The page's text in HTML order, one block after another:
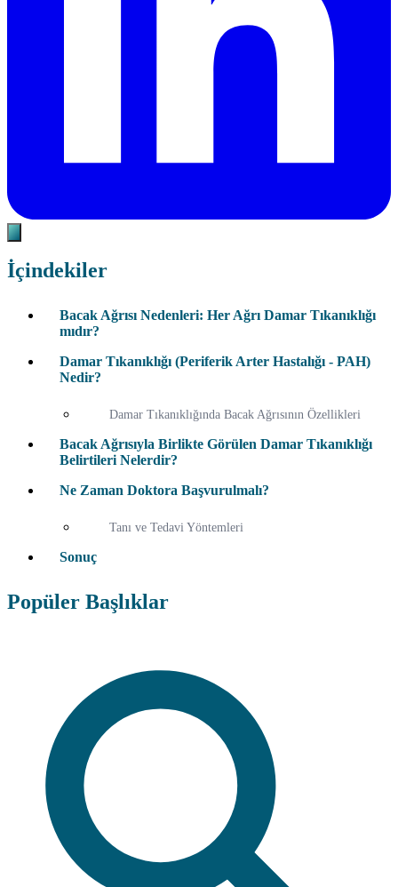
İçindekiler
Bacak Ağrısı Nedenleri: Her Ağrı Damar Tıkanıklığı
mıdır?
Damar Tıkanıklığı (Periferik Arter Hastalığı - PAH)
Nedir?
Damar Tıkanıklığında Bacak Ağrısının Özellikleri
Bacak Ağrısıyla Birlikte Görülen Damar Tıkanıklığı
Belirtileri Nelerdir?
Ne Zaman Doktora Başvurulmalı?
Tanı ve Tedavi Yöntemleri
Sonuç
Popüler Başlıklar